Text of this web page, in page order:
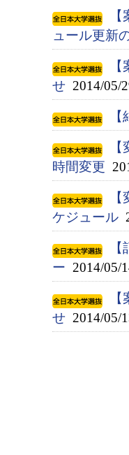
ュール更新
せ 2014/05/
時間変更
ケジュール
ー 2014/05/
せ 2014/05/